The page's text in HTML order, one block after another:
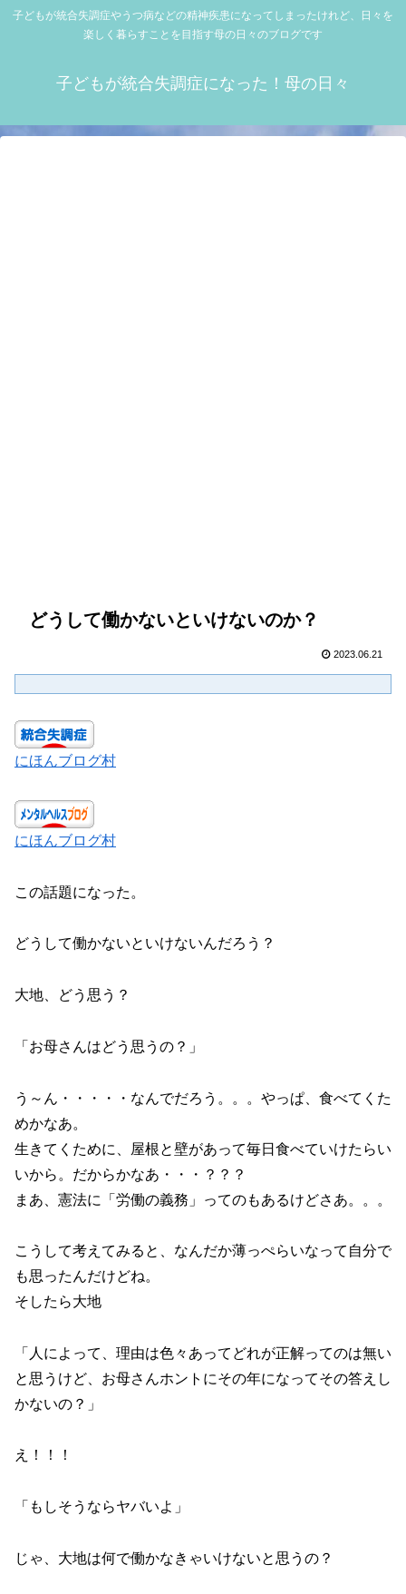
子どもが統合失調症やうつ病などの精神疾患になってしまったけれど、日々を
楽しく暮らすことを目指す母の日々のブログです
子どもが統合失調症になった！母の日々
どうして働かないといけないのか？
2023.06.21
にほんブログ村
にほんブログ村
この話題になった。
どうして働かないといけないんだろう？
大地、どう思う？
「お母さんはどう思うの？」
う～ん・・・・・なんでだろう。。。やっぱ、食べてくた
めかなあ。
生きてくために、屋根と壁があって毎日食べていけたらい
いから。だからかなあ・・・？？？
まあ、憲法に「労働の義務」ってのもあるけどさあ。。。
こうして考えてみると、なんだか薄っぺらいなって自分で
も思ったんだけどね。
そしたら大地
「人によって、理由は色々あってどれが正解ってのは無い
と思うけど、お母さんホントにその年になってその答えし
かないの？」
え！！！
「もしそうならヤバいよ」
じゃ、大地は何で働かなきゃいけないと思うの？